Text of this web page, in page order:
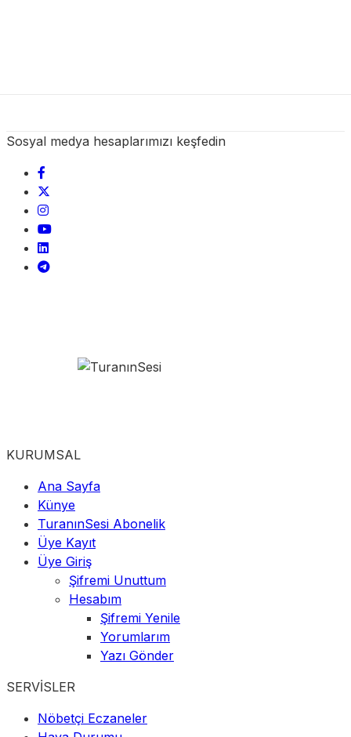
Sosyal medya hesaplarımızı keşfedin
KURUMSAL
Ana Sayfa
Künye
TuranınSesi Abonelik
Üye Kayıt
Üye Giriş
Şifremi Unuttum
Hesabım
Şifremi Yenile
Yorumlarım
Yazı Gönder
SERVİSLER
Nöbetçi Eczaneler